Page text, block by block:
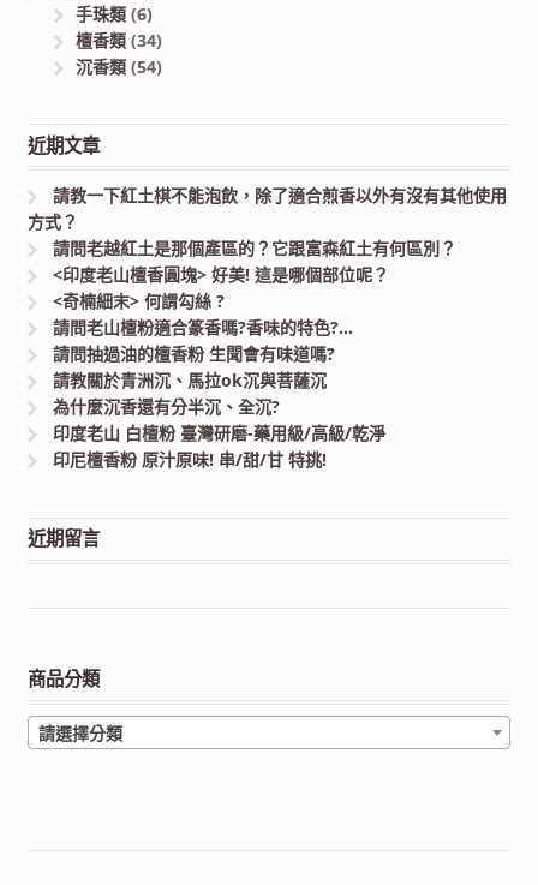
手珠類(6)
檀香類(34)
沉香類(54)
近期文章
請教一下紅土棋不能泡飲，除了適合煎香以外有沒有其他使用
方式？
請問老越紅土是那個產區的？它跟富森紅土有何區別？
<印度老山檀香圓塊> 好美! 這是哪個部位呢？
<奇楠細末> 何謂勾絲 ?
請問老山檀粉適合篆香嗎?香味的特色?…
請問抽過油的檀香粉 生聞會有味道嗎?
請教關於青洲沉、馬拉ok沉與菩薩沉
為什麼沉香還有分半沉、全沉?
印度老山 白檀粉 臺灣研磨-藥用級/高級/乾淨
印尼檀香粉 原汁原味! 串/甜/甘 特挑!
近期留言
商品分類
請選擇分類